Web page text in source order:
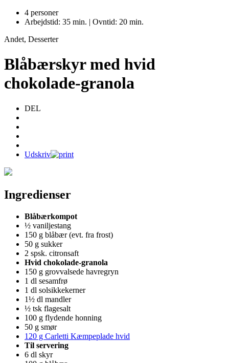
4 personer
Arbejdstid: 35 min. | Ovntid: 20 min.
Andet, Desserter
Blåbærskyr med hvid
chokolade-granola
DEL
Udskriv
Ingredienser
Blåbærkompot
½ vaniljestang
150 g blåbær (evt. fra frost)
50 g sukker
2 spsk. citronsaft
Hvid chokolade-granola
150 g grovvalsede havregryn
1 dl sesamfrø
1 dl solsikkekerner
1½ dl mandler
½ tsk flagesalt
100 g flydende honning
50 g smør
120 g Carletti Kæmpeplade hvid
Til servering
6 dl skyr